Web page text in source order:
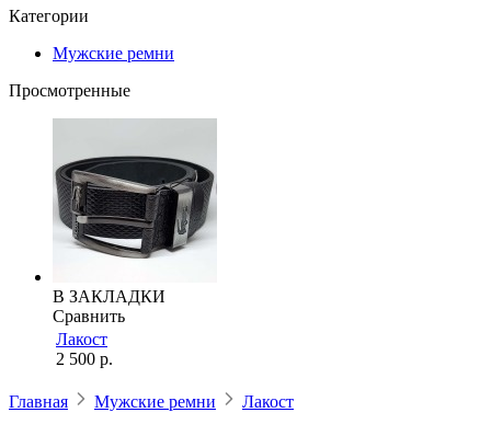
Категории
Мужские ремни
Просмотренные
В ЗАКЛАДКИ
Сравнить
Лакост
2 500 р.
Главная Мужские ремни Лакост